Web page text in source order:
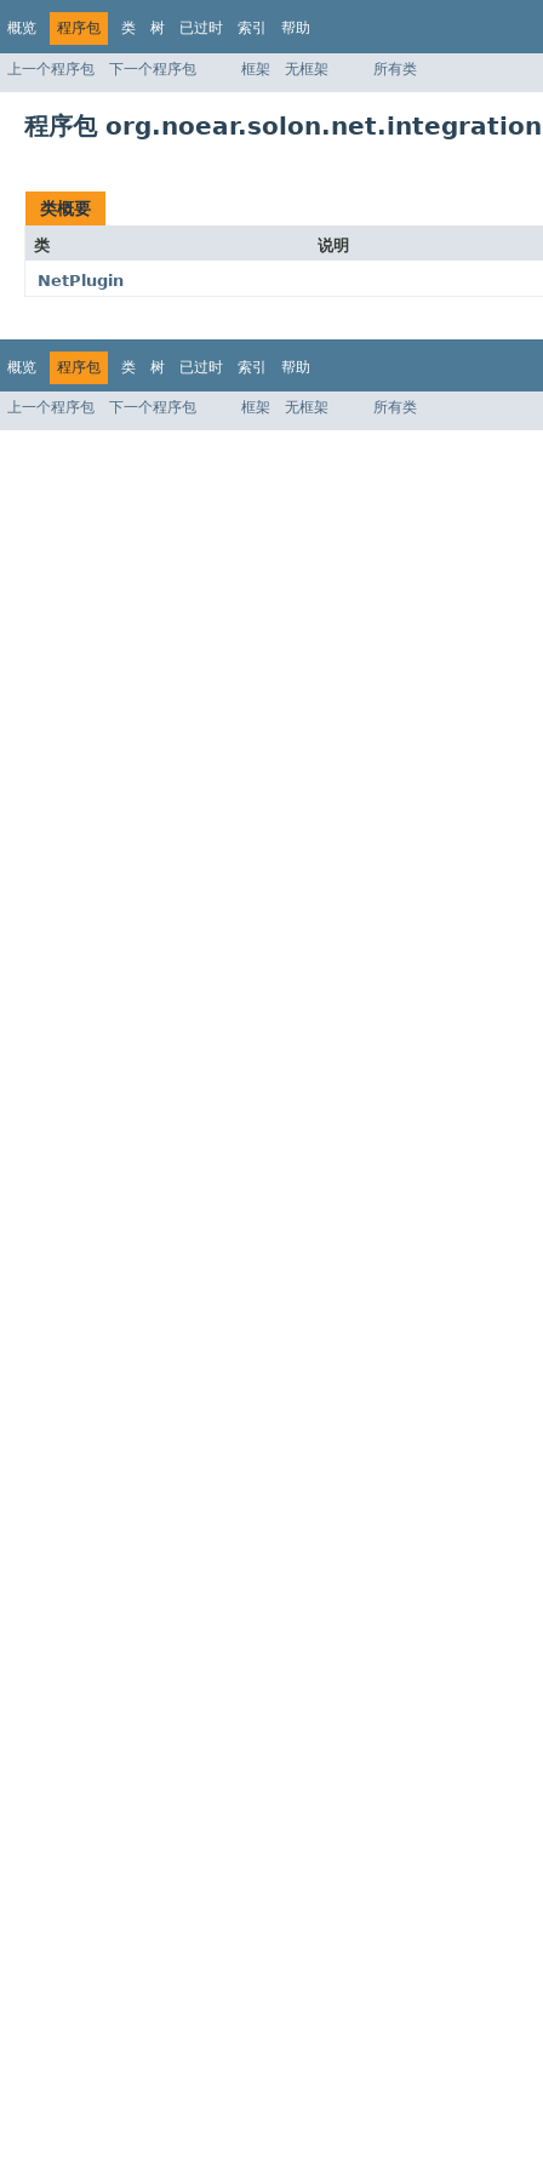
概览 程序包 类 树 已过时 索引 帮助
上一个程序包 下一个程序包 框架 无框架 所有类
程序包 org.noear.solon.net.integration
类概要
类
说明
NetPlugin
概览 程序包 类 树 已过时 索引 帮助
上一个程序包 下一个程序包 框架 无框架 所有类